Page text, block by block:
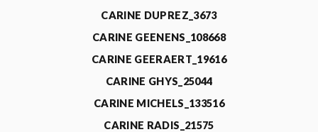
CARINE DUPREZ_3673
CARINE GEENENS_108668
CARINE GEERAERT_19616
CARINE GHYS_25044
CARINE MICHELS_133516
CARINE RADIS_21575